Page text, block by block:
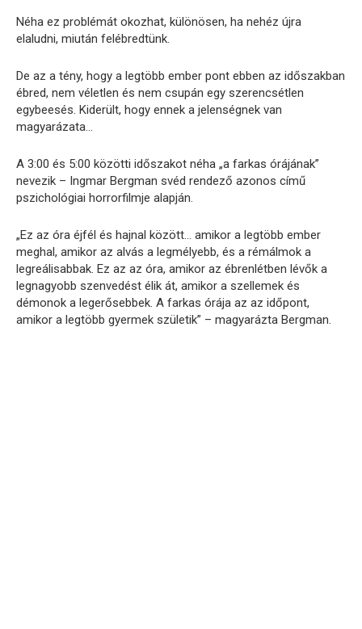
Néha ez problémát okozhat, különösen, ha nehéz újra
elaludni, miután felébredtünk.
De az a tény, hogy a legtöbb ember pont ebben az időszakban
ébred, nem véletlen és nem csupán egy szerencsétlen
egybeesés. Kiderült, hogy ennek a jelenségnek van
magyarázata…
A 3:00 és 5:00 közötti időszakot néha „a farkas órájának”
nevezik – Ingmar Bergman svéd rendező azonos című
pszichológiai horrorfilmje alapján.
„Ez az óra éjfél és hajnal között… amikor a legtöbb ember
meghal, amikor az alvás a legmélyebb, és a rémálmok a
legreálisabbak. Ez az az óra, amikor az ébrenlétben lévők a
legnagyobb szenvedést élik át, amikor a szellemek és
démonok a legerősebbek. A farkas órája az az időpont,
amikor a legtöbb gyermek születik” – magyarázta Bergman.